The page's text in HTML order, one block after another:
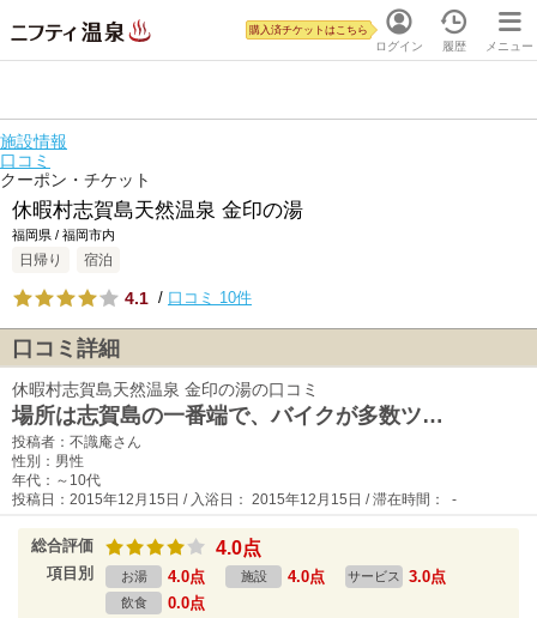
ログイン
購入済チケットはこちら
履歴 メニュー
施設情報
口コミ
クーポン・チケット
休暇村志賀島天然温泉 金印の湯
福岡県 / 福岡市内
日帰り 宿泊
4.1 / 口コミ 10件
口コミ詳細
休暇村志賀島天然温泉 金印の湯の口コミ
場所は志賀島の一番端で、バイクが多数ツ…
投稿者：不識庵さん
性別：男性
年代：～10代
投稿日：2015年12月15日 / 入浴日： 2015年12月15日 / 滞在時間： -
総合評価 4.0点
項目別 お湯 4.0点 施設 4.0点 サービス 3.0点
飲食 0.0点